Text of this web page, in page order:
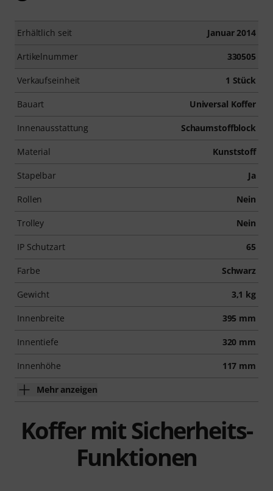
Erhältlich seit Januar 2014
Artikelnummer 330505
Verkaufseinheit 1 Stück
Bauart Universal Koffer
Innenausstattung Schaumstoffblock
Material Kunststoff
Stapelbar Ja
Rollen Nein
Trolley Nein
IP Schutzart 65
Farbe Schwarz
Gewicht 3,1 kg
Innenbreite 395 mm
Innentiefe 320 mm
Innenhöhe 117 mm
Mehr anzeigen
Koffer mit Sicherheits-
Funktionen